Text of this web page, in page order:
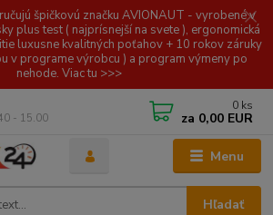
špičkovú značku AVIONAUT - vyrobené v
plus test ( najprísnejší na svete ), ergonomická
luxusne kvalitných poťahov + 10 rokov záruky
v programe výrobcu ) a program výmeny po
nehode. Viac tu >>>
Menu
Hľadať
- 15.00
0 ks
za 0,00 EUR